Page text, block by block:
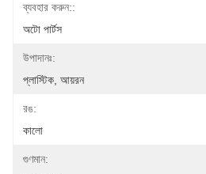
ব্যবহার করুন::
অটো পার্টস
উপাদানঃ:
প্লাস্টিক, আয়রন
রঙ:
কালো
গুণমান: